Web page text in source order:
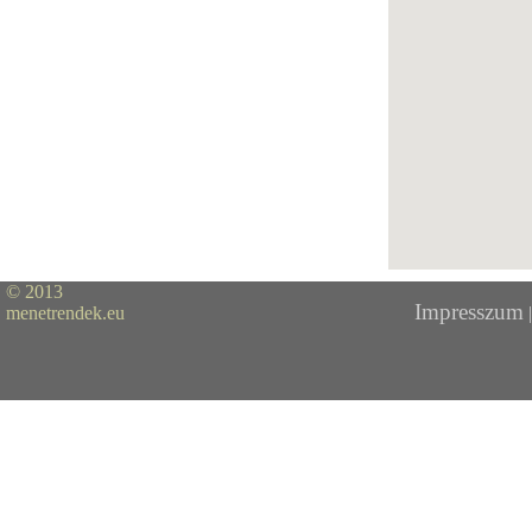
© 2013
menetrendek.eu
Impresszum |